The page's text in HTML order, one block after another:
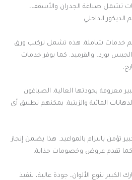
تشمل صباغة الجدران والأسقف،
الداخلي.
خدمات شاملة. هذه تشمل تركيب ورق
الجبس بورد، والقرميد. كما يوفر خدمات
معروفة بجودتها العالية. الصباغون
المائية والزيتية. يمكنهم تطبيق أي
تؤمن بالتزام بالمواعيد. هذا يضمن إنجاز
كما تقدم عروض وخصومات جذابة.
تنوع الألوان، جودة عالية، تنفيذ